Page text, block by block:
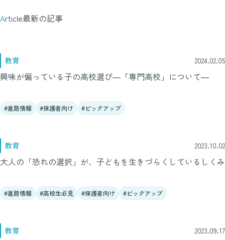
Article最新の記事
教育 2024.02.05
興味が偏っている子の高校選び―「専門高校」について―
進路情報 保護者向け ピックアップ
教育 2023.10.02
大人の「恐れの選択」が、子どもを生きづらくしているしくみ
進路情報 高校生必見 保護者向け ピックアップ
教育 2023.09.17